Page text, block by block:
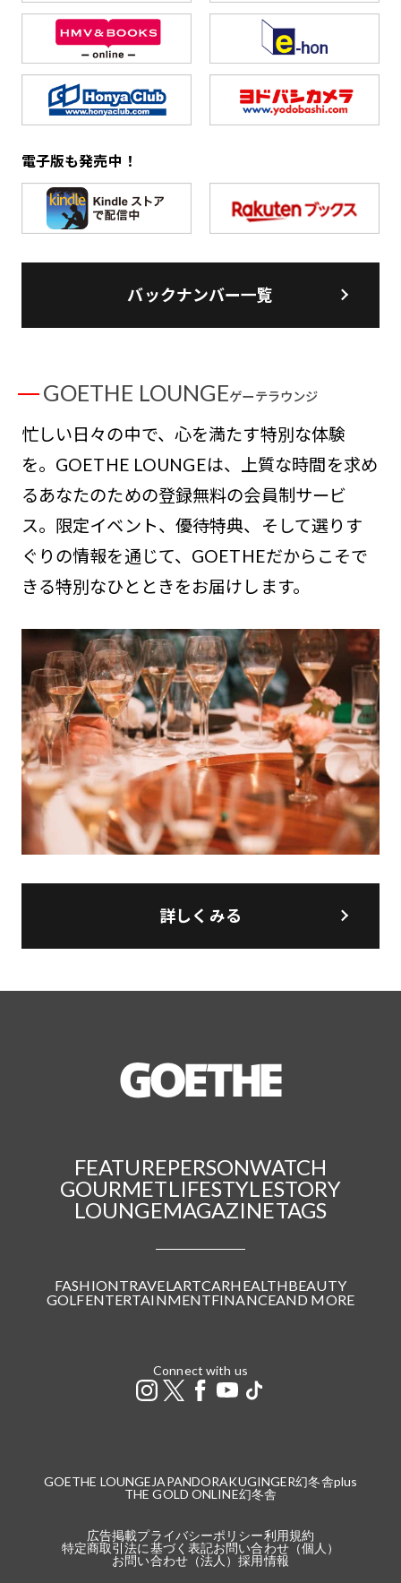
電子版も発売中！
バックナンバー一覧
GOETHE LOUNGEゲーテラウンジ
忙しい日々の中で、心を満たす特別な体験
を。GOETHE LOUNGEは、上質な時間を求め
るあなたのための登録無料の会員制サービ
ス。限定イベント、優待特典、そして選りす
ぐりの情報を通じて、GOETHEだからこそで
きる特別なひとときをお届けします。
詳しくみる
FEATUREPERSONWATCH
GOURMETLIFESTYLESTORY
LOUNGEMAGAZINETAGS
FASHIONTRAVELARTCARHEALTHBEAUTY
GOLFENTERTAINMENTFINANCEAND MORE
Connect with us
GOETHE LOUNGE JAPANDORAKUGINGER幻冬舎plus
THE GOLD ONLINE幻冬舎
広告掲載プライバシーポリシー利用規約
特定商取引法に基づく表記お問い合わせ（個人）
お問い合わせ（法人）採用情報